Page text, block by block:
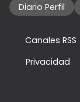
Diario Perfil
Canales RSS
Privacidad